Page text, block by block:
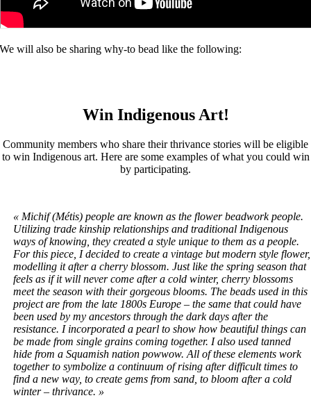
We will also be sharing why-to bead like the following:
Win Indigenous Art!
Community members who share their thrivance stories will be eligible
to win Indigenous art. Here are some examples of what you could win
by participating.
« Michif (Métis) people are known as the flower beadwork people.
Utilizing trade kinship relationships and traditional Indigenous
ways of knowing, they created a style unique to them as a people.
For this piece, I decided to create a vintage but modern style flower,
modelling it after a cherry blossom. Just like the spring season that
feels as if it will never come after a cold winter, cherry blossoms
meet the season with their gorgeous blooms. The beads used in this
project are from the late 1800s Europe – the same that could have
been used by my ancestors through the dark days after the
resistance. I incorporated a pearl to show how beautiful things can
be made from single grains coming together. I also used tanned
hide from a Squamish nation powwow. All of these elements work
together to symbolize a continuum of rising after difficult times to
find a new way, to create gems from sand, to bloom after a cold
winter – thrivance. »